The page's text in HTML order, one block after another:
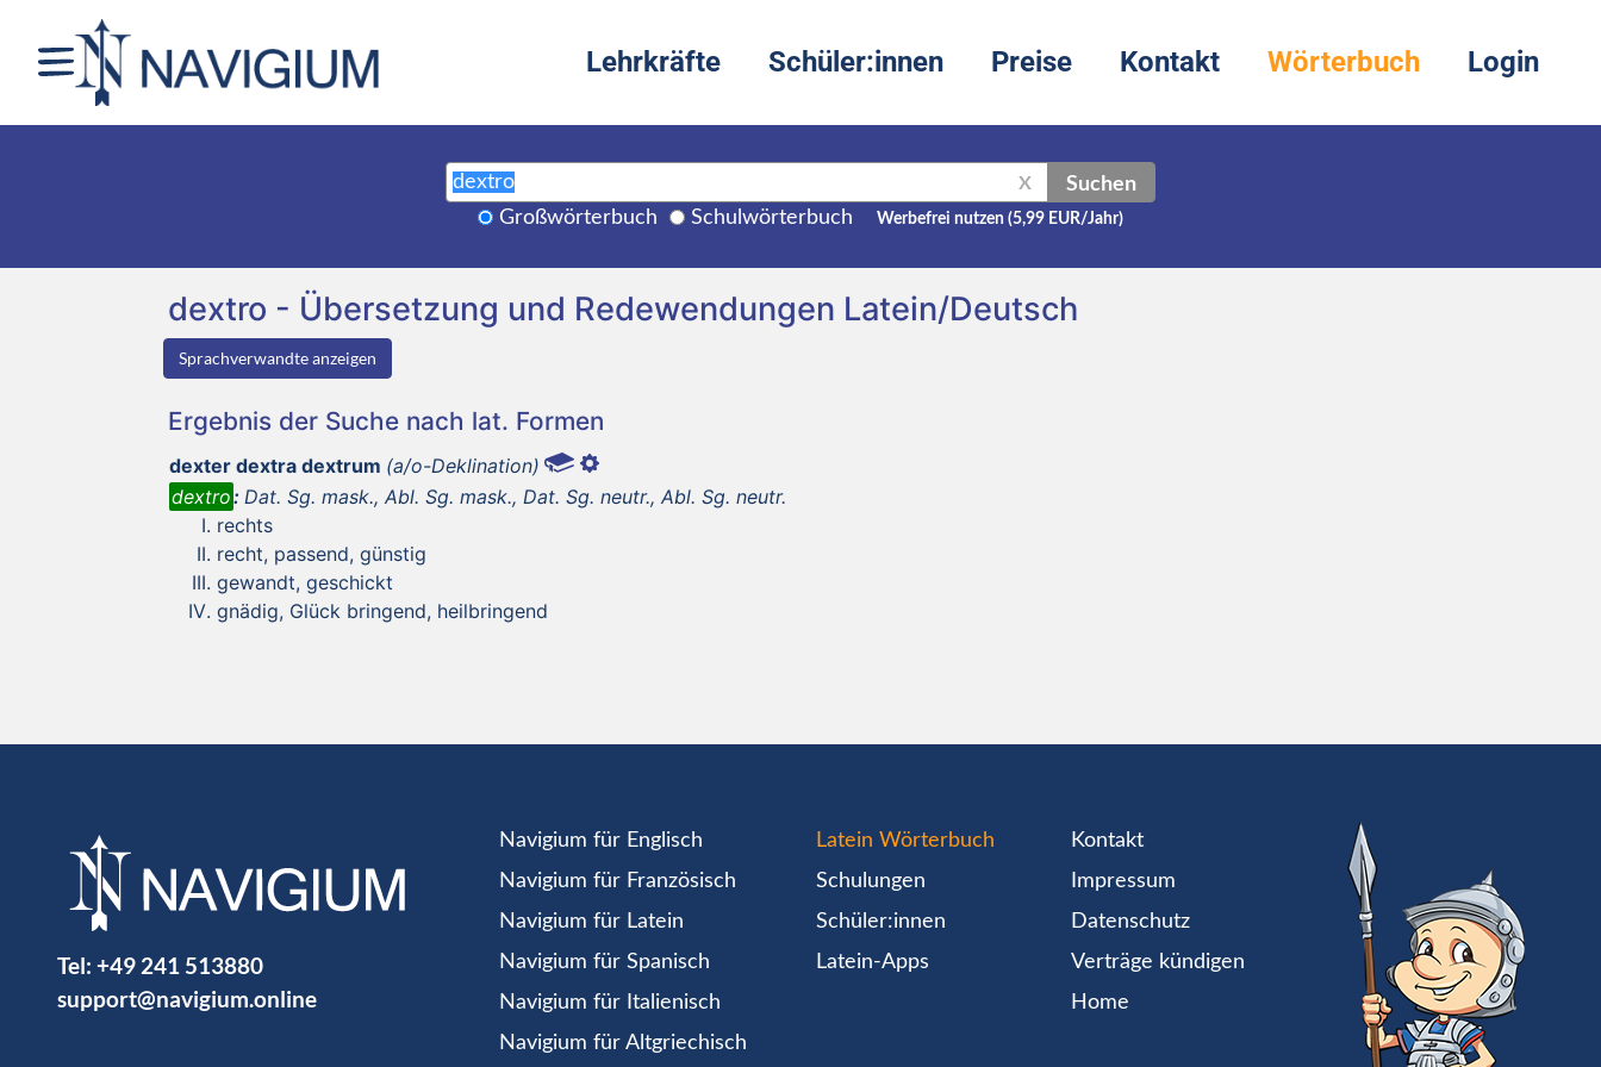
Lehrkräfte Schüler:innen Preise Kontakt Wörterbuch Login
X Suchen
Großwörterbuch Schulwörterbuch Werbefrei nutzen (5,99 EUR/Jahr)
dextro - Übersetzung und Redewendungen Latein/Deutsch
Sprachverwandte anzeigen
Ergebnis der Suche nach lat. Formen
dexter dextra dextrum (a/o-Deklination)
dextro: Dat. Sg. mask., Abl. Sg. mask., Dat. Sg. neutr., Abl. Sg. neutr.
rechts
recht, passend, günstig
gewandt, geschickt
gnädig, Glück bringend, heilbringend
Tel: +49 241 513880
support@navigium.online
Navigium für Englisch
Navigium für Französisch
Navigium für Latein
Navigium für Spanisch
Navigium für Italienisch
Navigium für Altgriechisch
Latein Wörterbuch
Schulungen
Schüler:innen
Latein-Apps
Kontakt
Impressum
Datenschutz
Verträge kündigen
Home